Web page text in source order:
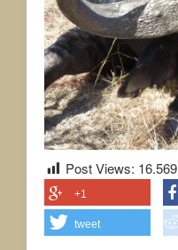
Post Views: 16.569
+1
tweet